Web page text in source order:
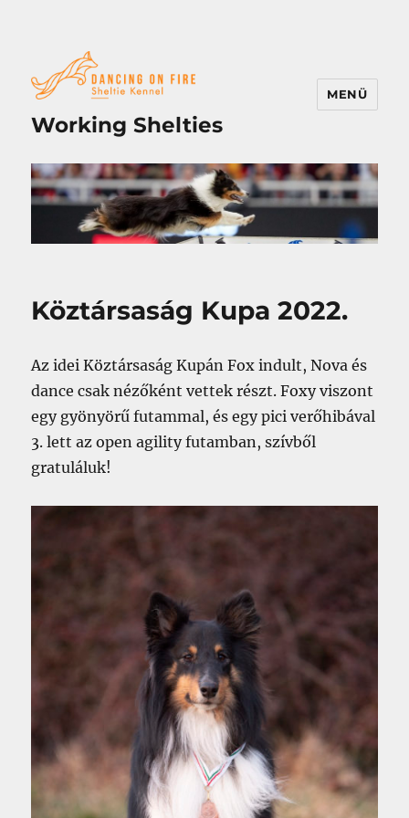
Working Shelties
MENÜ
Köztársaság Kupa 2022.
Az idei Köztársaság Kupán Fox indult, Nova és
dance csak nézőként vettek részt. Foxy viszont
egy gyönyörű futammal, és egy pici verőhibával
3. lett az open agility futamban, szívből
gratuláluk!